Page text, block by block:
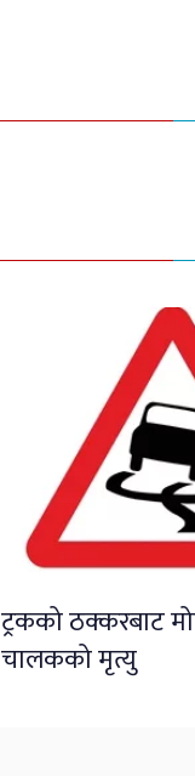
ट्रकको ठक्करबाट
चालकको मृत्यु